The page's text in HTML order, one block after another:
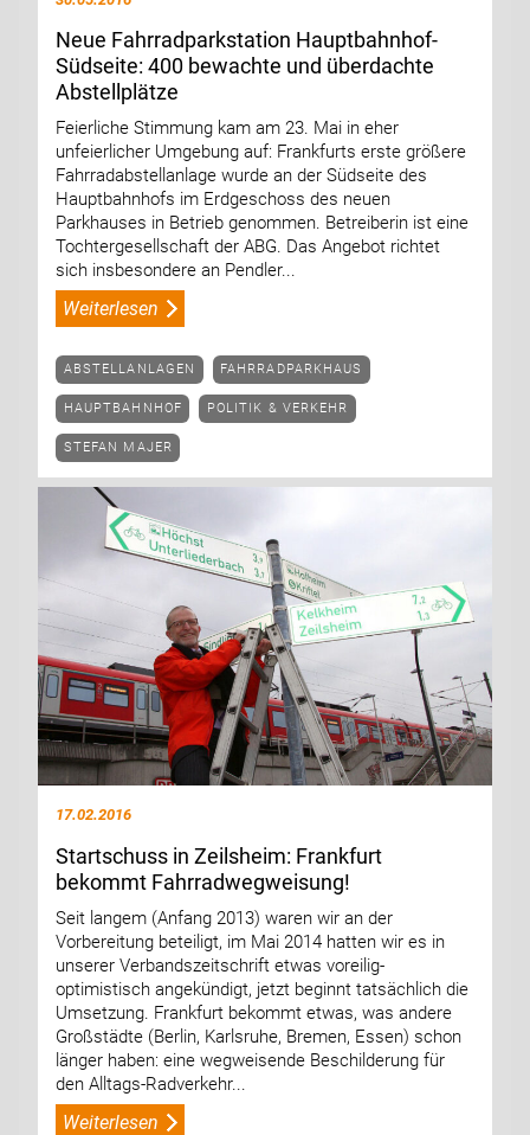
Neue Fahrradparkstation Hauptbahnhof-
Südseite: 400 bewachte und überdachte
Abstellplätze
Feierliche Stimmung kam am 23. Mai in eher
unfeierlicher Umgebung auf: Frankfurts erste größere
Fahrradabstellanlage wurde an der Südseite des
Hauptbahnhofs im Erdgeschoss des neuen
Parkhauses in Betrieb genommen. Betreiberin ist eine
Tochtergesellschaft der ABG. Das Angebot richtet
sich insbesondere an Pendler...
Weiterlesen
ABSTELLANLAGEN FAHRRADPARKHAUS
HAUPTBAHNHOF POLITIK & VERKEHR
STEFAN MAJER
17.02.2016
Startschuss in Zeilsheim: Frankfurt
bekommt Fahrradwegweisung!
Seit langem (Anfang 2013) waren wir an der
Vorbereitung beteiligt, im Mai 2014 hatten wir es in
unserer Verbandszeitschrift etwas voreilig-
optimistisch angekündigt, jetzt beginnt tatsächlich die
Umsetzung. Frankfurt bekommt etwas, was andere
Großstädte (Berlin, Karlsruhe, Bremen, Essen) schon
länger haben: eine wegweisende Beschilderung für
den Alltags-Radverkehr...
Weiterlesen